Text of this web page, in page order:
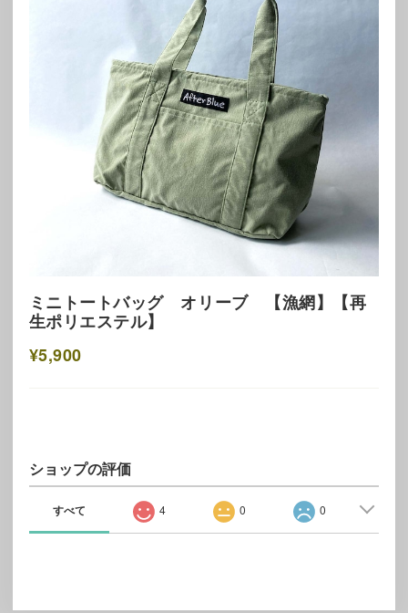
ミニトートバッグ オリーブ 【漁網】【再
生ポリエステル】
¥5,900
ショップの評価
すべて 4 0 0